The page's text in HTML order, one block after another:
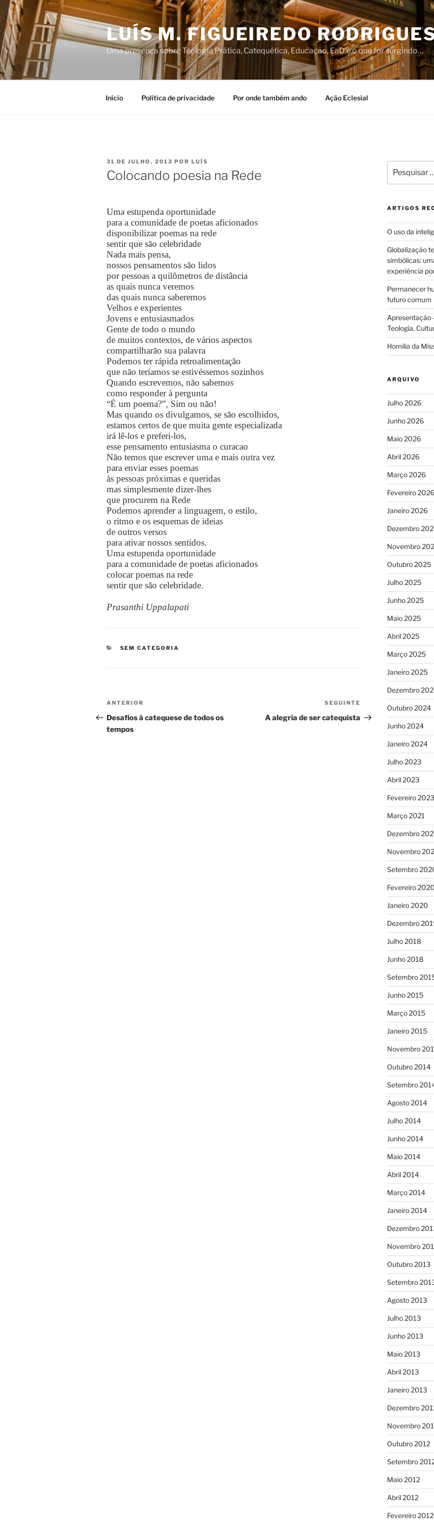
Saltar
para
conteúdo
LUÍS M. FIGUEIREDO
Uma presença sobre Teologia Prática, Catequética, Educação, EaD e o que for surgindo…
Início Política de privacidade Por onde também ando Ação Eclesial
PUBLICADO
EM
31 DE JULHO, 2013 POR LUÍS
Colocando poesia na Rede
Uma estupenda oportunidade
para a comunidade de poetas aficionados
disponibilizar poemas na rede
sentir que são celebridade
Nada mais pensa,
nossos pensamentos são lidos
por pessoas a quilômetros de distância
as quais nunca veremos
das quais nunca saberemos
Velhos e experientes
Jovens e entusiasmados
Gente de todo o mundo
de muitos contextos, de vários aspectos
compartilharão sua palavra
Podemos ter rápida retroalimentação
que não teríamos se estivéssemos sozinhos
Quando escrevemos, não sabemos
como responder à pergunta
“É um poema?”, Sim ou não!
Mas quando os divulgamos, se são escolhidos,
estamos certos de que muita gente especializada
irá lê-los e preferi-los,
esse pensamento entusiasma o curacao
Não temos que escrever uma e mais outra vez
para enviar esses poemas
às pessoas próximas e queridas
mas simplesmente dizer-lhes
que procurem na Rede
Podemos aprender a linguagem, o estilo,
o ritmo e os esquemas de ideias
de outros versos
para ativar nossos sentidos.
Uma estupenda oportunidade
para a comunidade de poetas aficionados
colocar poemas na rede
sentir que são celebridade.
Prasanthi Uppalapati
CATEGORIAS
SEM CATEGORIA
Navegação
de
artigos
Conteúdo
anterior
ANTERIOR
Desafios à catequese de todos os
tempos
Conteúdo
seguinte
SEGUINTE
A alegria de ser catequista
por:
ARTIGOS
O uso da
Globalização
simbólicas:
experiência
Permanecer
futuro comum
Apresentação
Teologia,
Homilia da
ARQUIVO
Julho 2026
Junho 2026
Maio 2026
Abril 2026
Março 2026
Fevereiro 2026
Janeiro 2026
Dezembro
Novembro
Outubro 2025
Julho 2025
Junho 2025
Maio 2025
Abril 2025
Março 2025
Janeiro 2025
Dezembro
Outubro 2024
Junho 2024
Janeiro 2024
Julho 2023
Abril 2023
Fevereiro 2023
Março 2021
Dezembro
Novembro
Setembro
Fevereiro 2020
Janeiro 2020
Dezembro
Julho 2018
Junho 2018
Setembro
Junho 2015
Março 2015
Janeiro 2015
Novembro
Outubro 2014
Setembro
Agosto 2014
Julho 2014
Junho 2014
Maio 2014
Abril 2014
Março 2014
Janeiro 2014
Dezembro
Novembro
Outubro 2013
Setembro
Agosto 2013
Julho 2013
Junho 2013
Maio 2013
Abril 2013
Janeiro 2013
Dezembro
Novembro
Outubro 2012
Setembro
Maio 2012
Abril 2012
Fevereiro 2012